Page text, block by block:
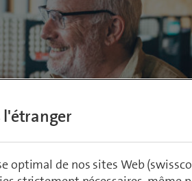
l'étranger
optimal de nos sites Web